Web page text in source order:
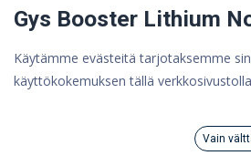
Hinta:
Category
Gys Booster Lithium
Pro 700 Apukäynnistin/
NOMAD POWER PRO 700 on
yhdistyy 3 toimintoa : Tehostin 12 V:n
Käytämme evästeitä tarjotaksemme
käyttökokemuksen tällä
Vain